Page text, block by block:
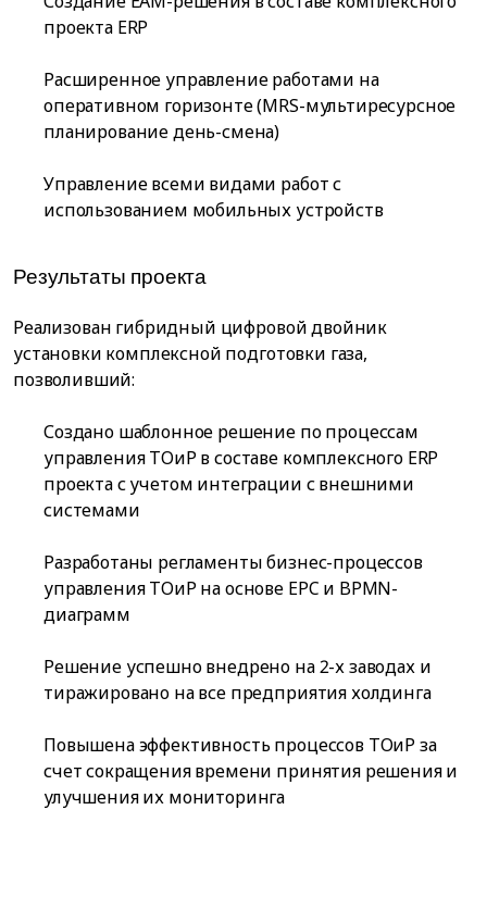
проекта ERP
Расширенное управление работами на
оперативном горизонте (MRS-мультиресурсное
планирование день-смена)
Управление всеми видами работ с
использованием мобильных устройств
Результаты проекта
Реализован гибридный цифровой двойник
установки комплексной подготовки газа,
позволивший:
Создано шаблонное решение по процессам
управления ТОиР в составе комплексного ERP
проекта с учетом интеграции с внешними
системами
Разработаны регламенты бизнес-процессов
управления ТОиР на основе EPC и BPMN-
диаграмм
Решение успешно внедрено на 2-х заводах и
тиражировано на все предприятия холдинга
Повышена эффективность процессов ТОиР за
счет сокращения времени принятия решения и
улучшения их мониторинга